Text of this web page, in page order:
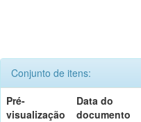
Conjunto de itens:
Pré-
visualização
Data do
documento